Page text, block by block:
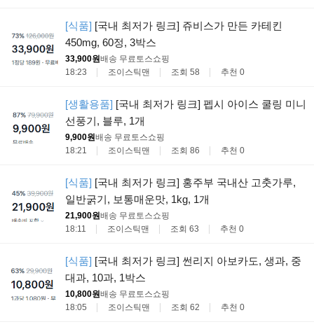
[식품] [국내 최저가 링크] 쥬비스가 만든 카테킨
450mg, 60정, 3박스
33,900원배송 무료 토스쇼핑
18:23
조이스틱맨 조회 58 추천 0
[생활용품] [국내 최저가 링크] 펩시 아이스 쿨링 미니
선풍기, 블루, 1개
9,900원배송 무료 토스쇼핑
18:21
조이스틱맨 조회 86 추천 0
[식품] [국내 최저가 링크] 홍주부 국내산 고춧가루,
일반굵기, 보통매운맛, 1kg, 1개
21,900원배송 무료 토스쇼핑
18:11
조이스틱맨 조회 63 추천 0
[식품] [국내 최저가 링크] 썬리지 아보카도, 생과, 중
대과, 10과, 1박스
10,800원배송 무료 토스쇼핑
18:05
조이스틱맨 조회 62 추천 0